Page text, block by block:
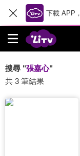
下載 APP
搜尋 "張嘉心"
共 3 筆結果